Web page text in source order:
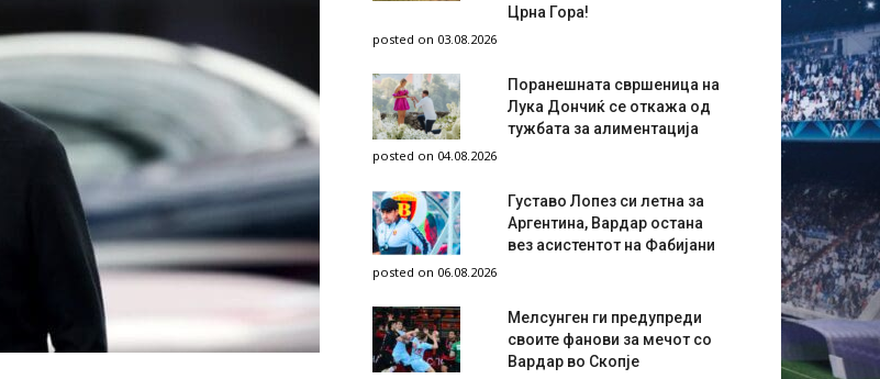
Црна Гора!
posted on 03.08.2026
Поранешната свршеница на
Лука Дончиќ се откажа од
тужбата за алиментација
posted on 04.08.2026
Густаво Лопез си летна за
Аргентина, Вардар остана
вез асистентот на Фабијани
posted on 06.08.2026
Мелсунген ги предупреди
своите фанови за мечот со
Вардар во Скопје